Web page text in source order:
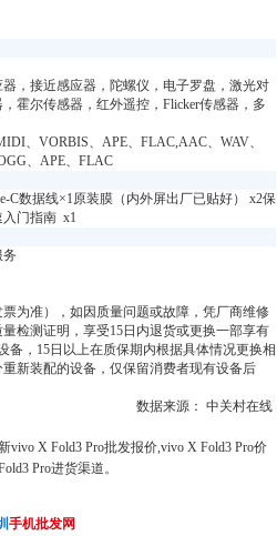
，接近感应器，陀螺仪，电子罗盘，激光对
霍尔传感器，红外遥控，Flicker传感器，多
、VORBIS、APE、FLAC,AAC、WAV、
、APE、FLAC
C数据线×1原装膜（内外屏出厂已贴好） x2保
门指南 x1
为准），如因质量问题或故障，凭厂商维修
检测证明，享受15日内退货或更换一部享有
备，15日以上在质保期内根据具体情况更换相
新装配的设备，仅保留消费者现有设备后
数据来源： 中关村在线
X Fold3 Pro批发报价,vivo X Fold3 Pro价
Pro进货渠道。
手机批发网